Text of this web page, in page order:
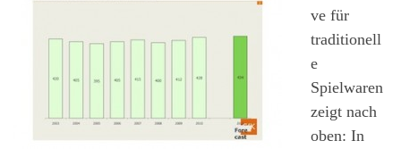
ve für
traditionell
e
Spielwaren
zeigt nach
oben: In